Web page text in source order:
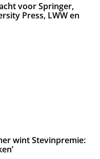
voor Springer,
Press, LWW en
wint Stevinpremie: